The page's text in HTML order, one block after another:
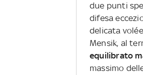
due punti
difesa
delicata
Mensik, al
equilibrato
massimo